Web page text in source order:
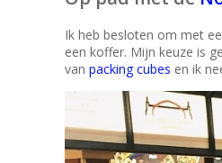
Ik heb besloten om met
een koffer. Mijn keuze is
van packing cubes en ik